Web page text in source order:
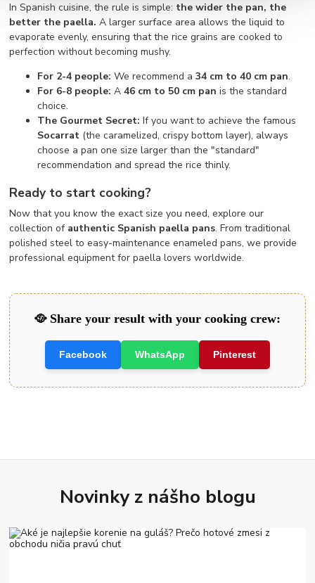
In Spanish cuisine, the rule is simple: the wider the pan, the
better the paella. A larger surface area allows the liquid to
evaporate evenly, ensuring that the rice grains are cooked to
perfection without becoming mushy.
For 2-4 people: We recommend a34 cm to 40 cm pan.
For 6-8 people: A46 cm to 50 cm pan is the standard
choice.
The Gourmet Secret: If you want to achieve the famous
Socarrat (the caramelized, crispy bottom layer), always
choose a pan one size larger than the "standard"
recommendation and spread the rice thinly.
Ready to start cooking?
Now that you know the exact size you need, explore our
collection of authentic Spanish paella pans. From traditional
polished steel to easy-maintenance enameled pans, we provide
professional equipment for paella lovers worldwide.
🥘 Share your result with your cooking crew:
Facebook WhatsApp Pinterest
Novinky z nášho blogu